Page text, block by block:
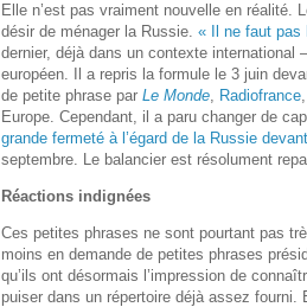
Elle n’est pas vraiment nouvelle en réalité.
désir de ménager la Russie. « Il ne faut pas
dernier, déjà dans un contexte international
européen. Il a repris la formule le 3 juin
de petite phrase par Le Monde Radiofrance
Europe. Cependant, il a paru changer de
grande fermeté à l’égard de la Russie
septembre. Le balancier est résolument
Réactions indignées
Ces petites phrases ne sont pourtant pas
moins en demande de petites phrases
qu’ils ont désormais l’impression de
puiser dans un répertoire déjà assez fourni.